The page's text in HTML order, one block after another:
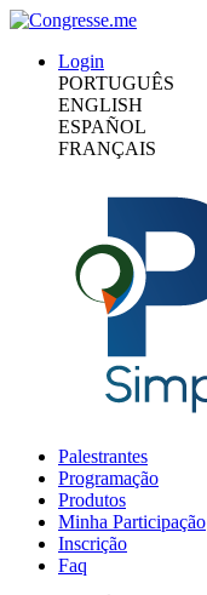
Login
PORTUGUÊS
ENGLISH
ESPAÑOL
FRANÇAIS
Palestrantes
Programação
Produtos
Minha Participação
Inscrição
Faq